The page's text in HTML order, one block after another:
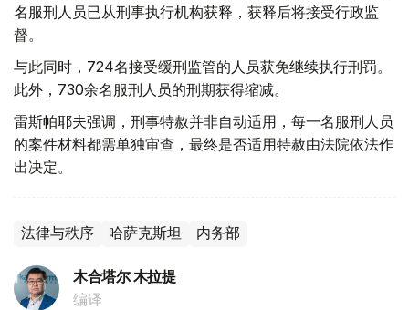
名服刑人员已从刑事执行机构获释，获释后将接受行政监
督。
与此同时，724名接受缓刑监管的人员获免继续执行刑罚。
此外，730余名服刑人员的刑期获得缩减。
雷斯帕耶夫强调，刑事特赦并非自动适用，每一名服刑人员
的案件材料都需单独审查，最终是否适用特赦由法院依法作
出决定。
法律与秩序 哈萨克斯坦 内务部
木合塔尔 木拉提
编译